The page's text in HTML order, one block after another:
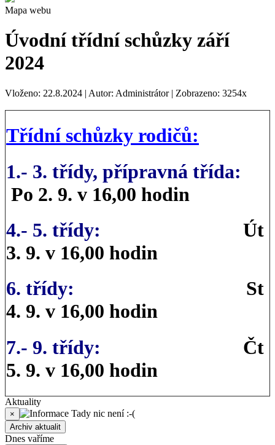
Mapa webu
Úvodní třídní schůzky září
2024
Vloženo: 22.8.2024 | Autor: Administrátor | Zobrazeno: 3254x
Třídní schůzky rodičů:
1.- 3. třídy, přípravná třída:
Po 2. 9. v 16,00 hodin
4.- 5. třídy:
Út
3. 9. v 16,00 hodin
6. třídy:
St
4. 9. v 16,00 hodin
7.- 9. třídy:
Čt
5. 9. v 16,00 hodin
Aktuality
× Tady nic není :-(
Archiv aktualit
Dnes vaříme